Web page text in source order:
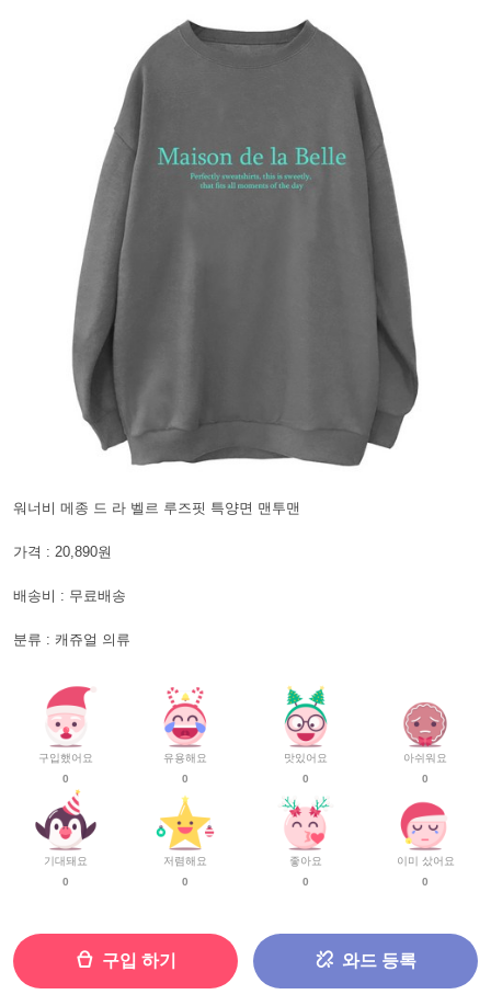
워너비 메종 드 라 벨르 루즈핏 특양면 맨투맨
가격 : 20,890원
배송비 : 무료배송
분류 : 캐쥬얼 의류
구입했어요
0
기대돼요
0
유용해요
0
저렴해요
0
맛있어요
0
좋아요
0
아쉬워요
0
이미 샀어요
0
구입 하기 와드 등록